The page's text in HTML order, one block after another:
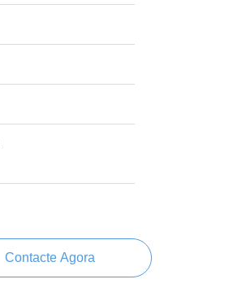
Contacte Agora